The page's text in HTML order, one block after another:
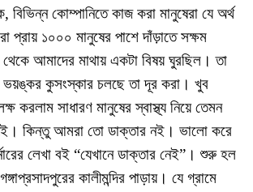
কোম্পানিতে কাজ করা মানুষেরা যে অর্থ
প্রায় ১০০০ মানুষের পাশে দাঁড়াতে সক্ষম
আমাদের মাথায় একটা বিষয় ঘুরছিল। তা
ভয়ঙ্কর কুসংস্কার চলছে তা দূর করা। খুব
করলাম সাধারণ মানুষের স্বাস্থ্য নিয়ে তেমন
কিন্তু আমরা তো ডাক্তার নই। ভালো করে
লেখা বই “যেখানে ডাক্তার নেই”। শুরু হল
কালীমন্দির পাড়ায়। যে গ্রামে